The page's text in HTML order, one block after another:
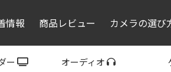
情報 商品レビュー カメラの選び
ー オーディオ